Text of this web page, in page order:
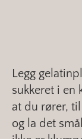
Legg
sukkeret i en
at du rører,
og la det